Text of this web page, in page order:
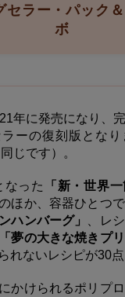
ラー・パック
ボ
年に発売になり、
ーの復刻版となり
じです）。
なった
「新・世界
ほか、容器ひとつ
ハンバーグ」
、レ
「夢の大きな焼きプリ
れないレシピが30点
かけられるポリプ